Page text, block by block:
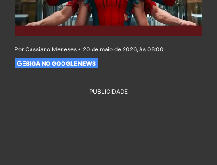
Por Cassiano Meneses • 20 de maio de 2026, às 08:00
SIGA NO GOOGLE NEWS
PUBLICIDADE